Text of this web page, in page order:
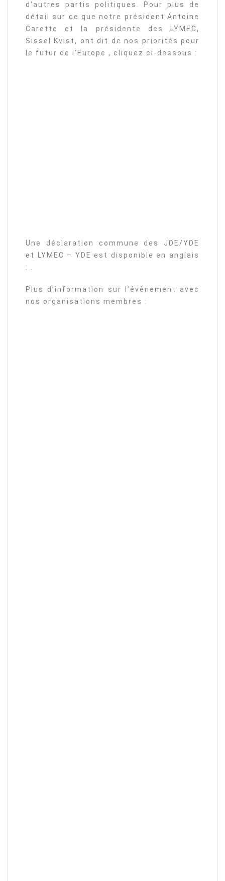
d’autres partis politiques. Pour plus de
détail sur ce que notre président Antoine
Carette et la présidente des LYMEC,
Sissel Kvist, ont dit de nos priorités pour
le futur de l’Europe , cliquez ci-dessous :
Une déclaration commune des JDE/YDE
et LYMEC – YDE est disponible en anglais
: .
Plus d’information sur l’évènement avec
nos organisations membres :